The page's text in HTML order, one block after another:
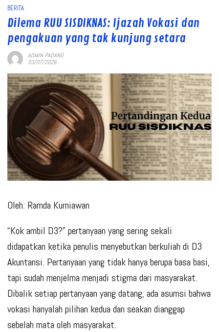
BERITA
Dilema RUU SISDIKNAS: Ijazah Vokasi dan
pengakuan yang tak kunjung setara
ADMIN PADANG
03/07/2026
Oleh: Ramda Kurniawan
“Kok ambil D3?” pertanyaan yang sering sekali
didapatkan ketika penulis menyebutkan berkuliah di D3
Akuntansi. Pertanyaan yang tidak hanya berupa basa basi,
tapi sudah menjelma menjadi stigma dari masyarakat.
Dibalik setiap pertanyaan yang datang, ada asumsi bahwa
vokasi hanyalah pilihan kedua dan seakan dianggap
sebelah mata oleh masyarakat.